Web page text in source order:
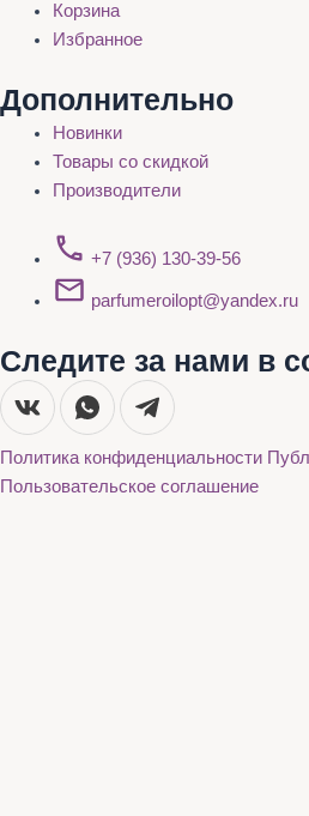
Корзина
Избранное
Дополнительно
Новинки
Товары со скидкой
Производители
+7 (936) 130-39-56
parfumeroilopt@yandex.ru
Следите за нами в
Политика конфиденциальности
Пользовательское соглашение